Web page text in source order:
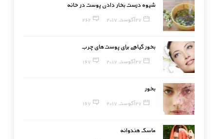
شیوه درست بخار دادن پوست در خانه
27 آگوست, 2017 262
بخور گیاهی برای پوست‌های چرب
27 آگوست, 2017 167
بخور
27 آگوست, 2017 167
ماسک هندوانه